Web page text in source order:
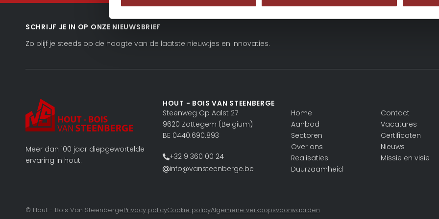
SCHRIJF JE IN OP ONZE NIEUWSBRIEF
Zo blijf je steeds op de hoogte van de laatste nieuwtjes en innovaties.
Meer dan 100 jaar diepgewortelde
ervaring in hout.
HOUT - BOIS VAN STEENBERGE
Steenweg Op Aalst 27
9620 Zottegem (Belgium)
BE 0440.690.893
+32 9 360 00 24
info@vansteenberge.be
Home
Aanbod
Sectoren
Over ons
Realisaties
Duurzaamheid
Contact
Vacatures
Certificaten
Nieuws
Missie en visie
© Hout - Bois Van SteenbergePrivacy policyCookie policyAlgemene verkoopsvoorwaarden